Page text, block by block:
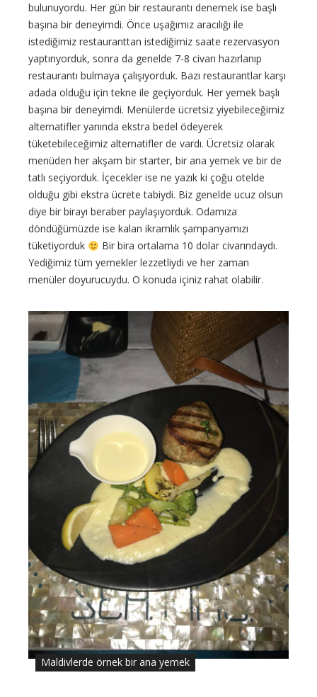
bulunuyordu. Her gün bir restaurantı denemek ise başlı
başına bir deneyimdi. Önce uşağımız aracılığı ile
istediğimiz restauranttan istediğimiz saate rezervasyon
yaptırıyorduk, sonra da genelde 7-8 civarı hazırlanıp
restaurantı bulmaya çalışıyorduk. Bazı restaurantlar karşı
adada olduğu için tekne ile geçiyorduk. Her yemek başlı
başına bir deneyimdi. Menülerde ücretsiz yiyebileceğimiz
alternatifler yanında ekstra bedel ödeyerek
tüketebileceğimiz alternatifler de vardı. Ücretsiz olarak
menüden her akşam bir starter, bir ana yemek ve bir de
tatlı seçiyorduk. İçecekler ise ne yazık ki çoğu otelde
olduğu gibi ekstra ücrete tabiydi. Biz genelde ucuz olsun
diye bir birayı beraber paylaşıyorduk. Odamıza
döndüğümüzde ise kalan ikramlık şampanyamızı
tüketiyorduk
Bir bira ortalama 10 dolar civarındaydı.
Yediğimiz tüm yemekler lezzetliydi ve her zaman
menüler doyurucuydu. O konuda içiniz rahat olabilir.
Maldivlerde örnek bir ana yemek